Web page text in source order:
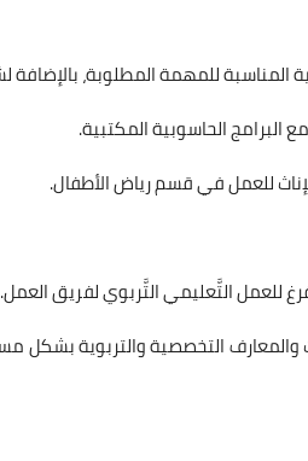
المناسبة للمهمة المطلوبة، بالإضافة
الحاسوبية المكتبية.
للعمل في قسم رياض الأطفال.
للعمل التَّعليمي التَّربوي لفريق العمل.
التخصصية والتربوية بشكل